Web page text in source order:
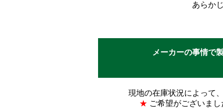
あらか
メーカーの事情で
現地の在庫状況によって
★ ご希望がございま